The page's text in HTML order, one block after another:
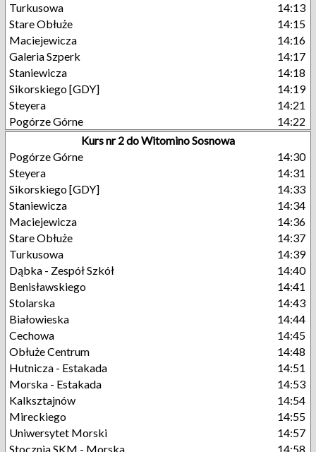
Turkusowa
14:13
Stare Obłuże
14:15
Maciejewicza
14:16
Galeria Szperk
14:17
Staniewicza
14:18
Sikorskiego [GDY]
14:19
Steyera
14:21
Pogórze Górne
14:22
Kurs nr 2 do Witomino Sosnowa
Pogórze Górne
14:30
Steyera
14:31
Sikorskiego [GDY]
14:33
Staniewicza
14:34
Maciejewicza
14:36
Stare Obłuże
14:37
Turkusowa
14:39
Dąbka - Zespół Szkół
14:40
Benisławskiego
14:41
Stolarska
14:43
Białowieska
14:44
Cechowa
14:45
Obłuże Centrum
14:48
Hutnicza - Estakada
14:51
Morska - Estakada
14:53
Kalksztajnów
14:54
Mireckiego
14:55
Uniwersytet Morski
14:57
Stocznia SKM - Morska
14:58